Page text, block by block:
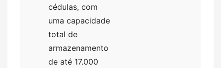
cédulas, com
uma capacidade
total de
armazenamento
de até 17.000